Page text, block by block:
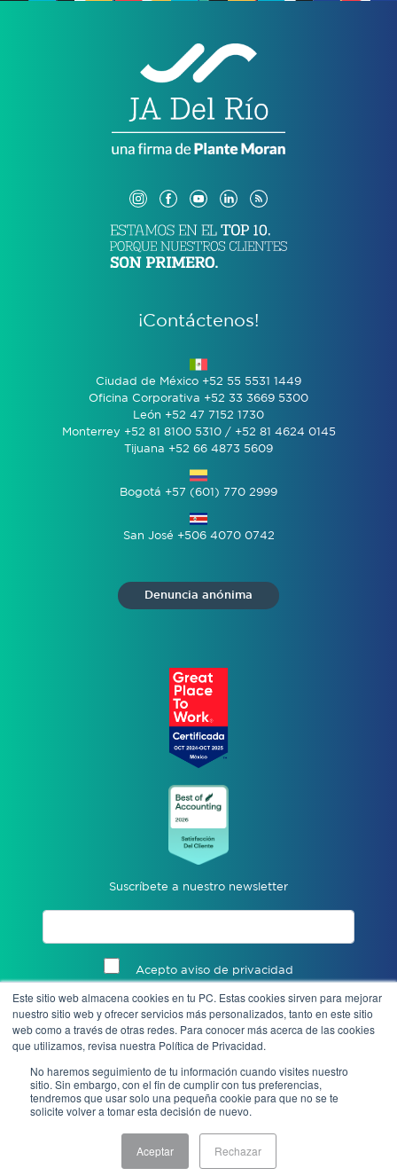
Este sitio web almacena cookies en tu PC. Estas cookies sirven para mejorar
nuestro sitio web y ofrecer servicios más personalizados, tanto en este sitio
web como a través de otras redes. Para conocer más acerca de las cookies
que utilizamos, revisa nuestra Política de Privacidad.
No haremos seguimiento de tu información cuando visites nuestro
sitio. Sin embargo, con el fin de cumplir con tus preferencias,
tendremos que usar solo una pequeña cookie para que no se te
solicite volver a tomar esta decisión de nuevo.
Aceptar Rechazar
¡Contáctenos!
Ciudad de México +52 55 5531 1449
Oficina Corporativa +52 33 3669 5300
León +52 47 7152 1730
Monterrey +52 81 8100 5310 / +52 81 4624 0145
Tijuana +52 66 4873 5609
Bogotá +57 (601) 770 2999
San José +506 4070 0742
Denuncia anónima
Suscríbete a nuestro newsletter
Acepto aviso de privacidad
Enviar